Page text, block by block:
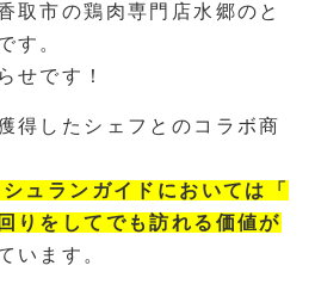
取市の鶏肉専門店水郷のと
す。
せです！
得したシェフとのコラボ商
ュランガイドにおいては「
りをしてでも訪れる価値が
います。